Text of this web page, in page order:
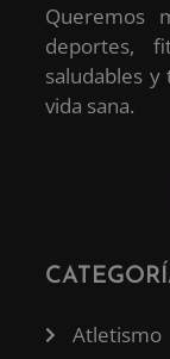
Queremos
deportes,
saludables
vida sana.
Atletismo